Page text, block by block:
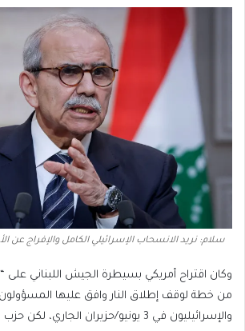
سلام: نريد الانسحاب الإسرائيلي الكامل والإفراج عن
وكان اقتراح أمريكي بسيطرة الجيش اللبناني على
من خطة لوقف إطلاق النار وافق عليها المسؤولون
والإسرائيليون في 3 يونيو/حزيران